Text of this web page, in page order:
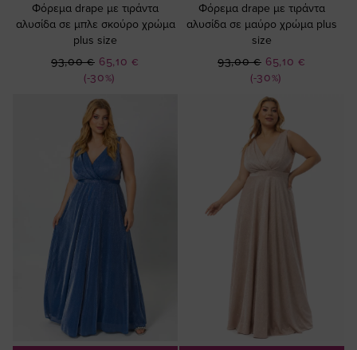
Φόρεμα drape με τιράντα
αλυσίδα σε μπλε σκούρο χρώμα
plus size
(-30%)
Ειδική
Τιμή
65,10 €
93,00 €
Φόρεμα drape με τιράντα
αλυσίδα σε μαύρο χρώμα plus
size
(-30%)
Ειδική
Τιμή
65,10 €
93,00 €